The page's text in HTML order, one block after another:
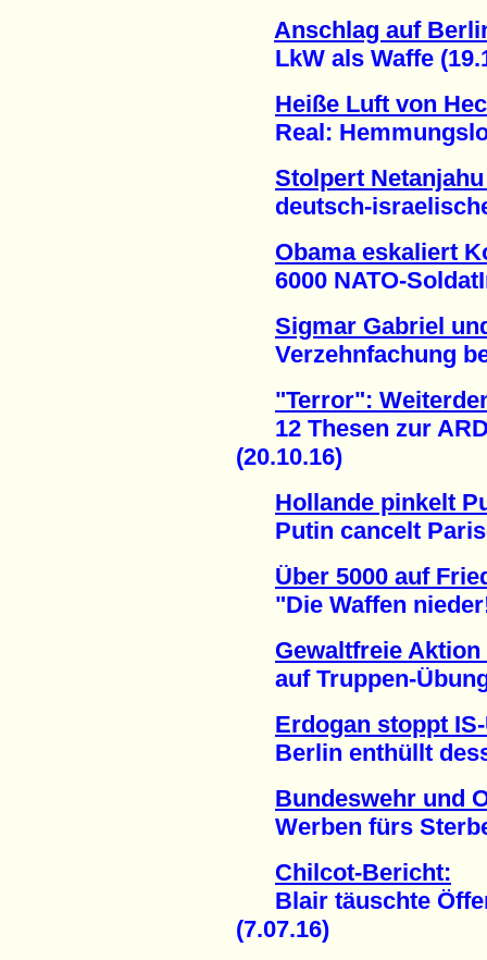
Anschlag auf
LkW als Waffe
Heiße Luft von
Real:
Stolpert
deutsch-israelische
Obama eskaliert
6000 NATO-
Sigmar Gabriel
Verzehnfachung
"Terror":
12 Thesen zur
(20.10.16)
Hollande pinkelt
Putin cancelt Paris-
Über 5000 auf
"Die Waffen
Gewaltfreie
auf Truppen-
Erdogan stoppt
Berlin enthüllt
Bundeswehr und
Werben fürs
Chilcot-Bericht:
Blair täuschte
(7.07.16)